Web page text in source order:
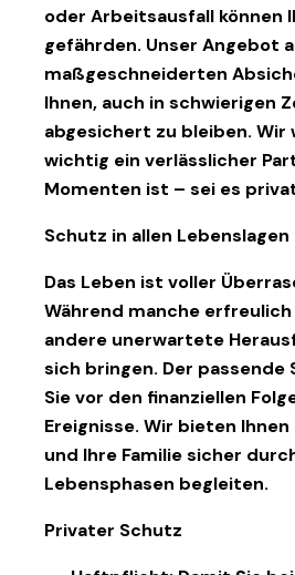
oder Arbeitsausfall können
gefährden. Unser Angebot
maßgeschneiderten
Ihnen, auch in schwierigen
abgesichert zu bleiben. Wir
wichtig ein verlässlicher
Momenten ist – sei es
Schutz in allen Lebenslagen
Das Leben ist voller
Während manche erfreulich
andere unerwartete
sich bringen. Der passende
Sie vor den finanziellen
Ereignisse. Wir bieten Ihnen
und Ihre Familie sicher
Lebensphasen begleiten.
Privater Schutz